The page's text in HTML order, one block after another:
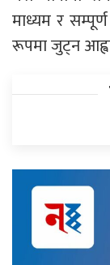
माध्यम र
रूपमा जुट्न